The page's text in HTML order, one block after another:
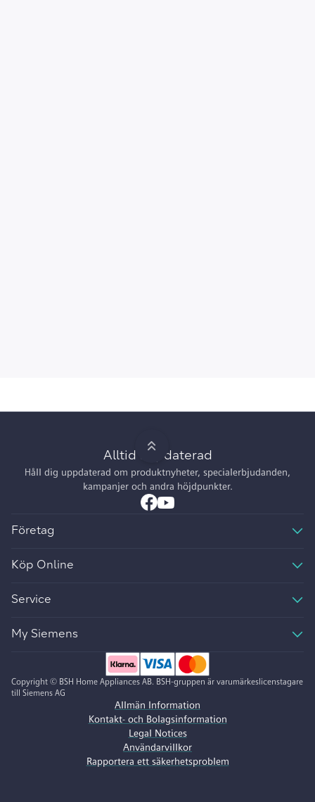
Alltid uppdaterad
Håll dig uppdaterad om produktnyheter, specialerbjudanden,
kampanjer och andra höjdpunkter.
Företag
Köp Online
Service
My Siemens
Copyright © BSH Home Appliances AB. BSH-gruppen är varumärkeslicenstagare
till Siemens AG
Allmän Information
Kontakt- och Bolagsinformation
Legal Notices
Användarvillkor
Rapportera ett säkerhetsproblem